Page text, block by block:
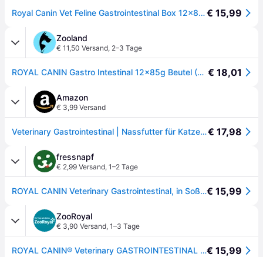
Royal Canin Vet Feline Gastrointestinal Box 12x85g Cat Food Durchsichtig 12x85g€ 15,99
Zooland
€ 11,50 Versand, 2–3 Tage
ROYAL CANIN Gastro Intestinal 12x85g Beutel (Scheiben in Sauce) € 18,01
Amazon
€ 3,99 Versand
Veterinary Gastrointestinal | Nassfutter für Katzen | 12 x 85 g | In Soße€ 17,98
fressnapf
€ 2,99 Versand, 1–2 Tage
ROYAL CANIN Veterinary Gastrointestinal, in Soße 12x85 g€ 15,99
ZooRoyal
€ 3,90 Versand, 1–3 Tage
ROYAL CANIN® Veterinary GASTROINTESTINAL Nassfutter für Katzen 12x85g€ 15,99